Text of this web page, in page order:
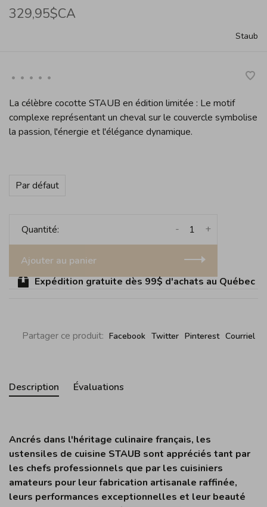
329,95$CA
Staub
• • • • •
La célèbre cocotte STAUB en édition limitée : Le motif
complexe représentant un cheval sur le couvercle symbolise
la passion, l'énergie et l'élégance dynamique.
Par défaut
Quantité: +
-
Ajouter au panier
Expédition gratuite dès 99$ d'achats au Québec
Partager ce produit: Facebook Twitter Pinterest Courriel
Description Évaluations
Ancrés dans l'héritage culinaire français, les
ustensiles de cuisine STAUB sont appréciés tant par
les chefs professionnels que par les cuisiniers
amateurs pour leur fabrication artisanale raffinée,
leurs performances exceptionnelles et leur beauté